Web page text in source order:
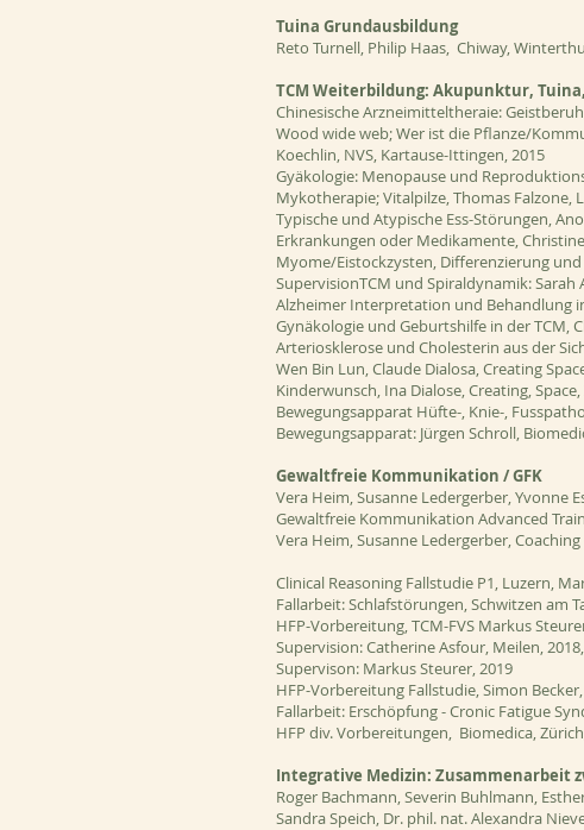
Tuina Grundausbildung
Reto Turnell, Philip Haas, Chiway,
TCM Weiterbildung: Akupunktur,
Chinesische Arzneimitteltheraie:
Wood wide web; Wer ist die Pflanze/
Koechlin, NVS, Kartause-Ittingen, 2015
Gyäkologie: Menopause und
Mykotherapie; Vitalpilze, Thomas Falzone,
Typische und Atypische Ess-Störungen,
Erkrankungen oder Medikamente,
Myome/Eistockzysten, Differenzierung
SupervisionTCM und Spiraldynamik: Sarah
Alzheimer Interpretation und Behandlung
Gynäkologie und Geburtshilfe in der TCM,
Arteriosklerose und Cholesterin aus der
Wen Bin Lun, Claude Dialosa, Creating
Kinderwunsch, Ina Dialose, Creating,
Bewegungsapparat Hüfte-, Knie-,
Bewegungsapparat: Jürgen Schroll,
Gewaltfreie Kommunikation / GFK
Vera Heim, Susanne Ledergerber, Yvonne
Gewaltfreie Kommunikation Advanced
Vera Heim, Susanne Ledergerber,
Clinical Reasoning Fallstudie P1, Luzern,
Fallarbeit: Schlafstörungen, Schwitzen am
HFP-Vorbereitung, TCM-FVS Markus
Supervision: Catherine Asfour, Meilen, 2018,
Supervison: Markus Steurer, 2019
HFP-Vorbereitung Fallstudie, Simon
Fallarbeit: Erschöpfung - Cronic Fatigue
HFP div. Vorbereitungen, Biomedica,
Integrative Medizin: Zusammenarbeit
Roger Bachmann, Severin Buhlmann,
Sandra Speich, Dr. phil. nat. Alexandra